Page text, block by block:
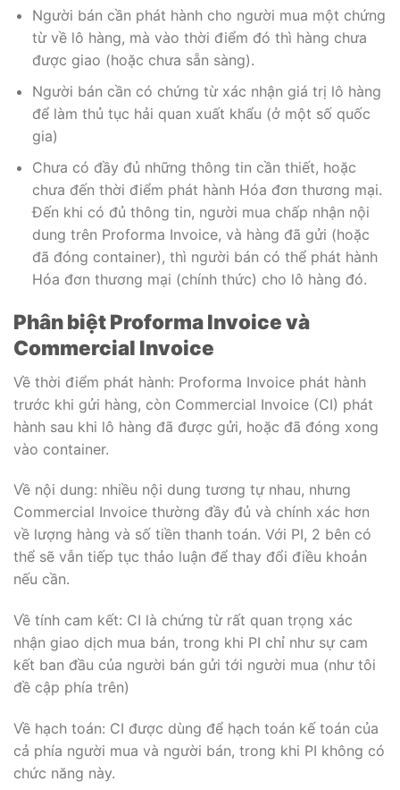
Người bán cần phát hành cho người mua một chứng
từ về lô hàng, mà vào thời điểm đó thì hàng chưa
được giao (hoặc chưa sẵn sàng).
Người bán cần có chứng từ xác nhận giá trị lô hàng
để làm thủ tục hải quan xuất khẩu (ở một số quốc
gia)
Chưa có đầy đủ những thông tin cần thiết, hoặc
chưa đến thời điểm phát hành Hóa đơn thương mại.
Đến khi có đủ thông tin, người mua chấp nhận nội
dung trên Proforma Invoice, và hàng đã gửi (hoặc
đã đóng container), thì người bán có thể phát hành
Hóa đơn thương mại (chính thức) cho lô hàng đó.
Phân biệt Proforma Invoice và
Commercial Invoice
Về thời điểm phát hành: Proforma Invoice phát hành
trước khi gửi hàng, còn Commercial Invoice (CI) phát
hành sau khi lô hàng đã được gửi, hoặc đã đóng xong
vào container.
Về nội dung: nhiều nội dung tương tự nhau, nhưng
Commercial Invoice thường đầy đủ và chính xác hơn
về lượng hàng và số tiền thanh toán. Với PI, 2 bên có
thể sẽ vẫn tiếp tục thảo luận để thay đổi điều khoản
nếu cần.
Về tính cam kết: CI là chứng từ rất quan trọng xác
nhận giao dịch mua bán, trong khi PI chỉ như sự cam
kết ban đầu của người bán gửi tới người mua (như tôi
đề cập phía trên)
Về hạch toán: CI được dùng để hạch toán kế toán của
cả phía người mua và người bán, trong khi PI không có
chức năng này.